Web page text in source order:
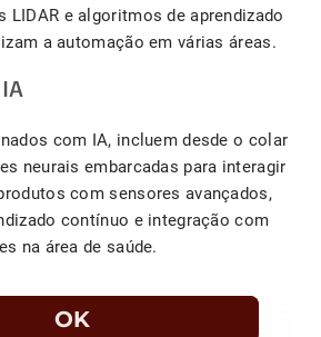
LIDAR e algoritmos de aprendizado
a automação em várias áreas.
com IA, incluem desde o colar
neurais embarcadas para interagir
com sensores avançados,
contínuo e integração com
na área de saúde.